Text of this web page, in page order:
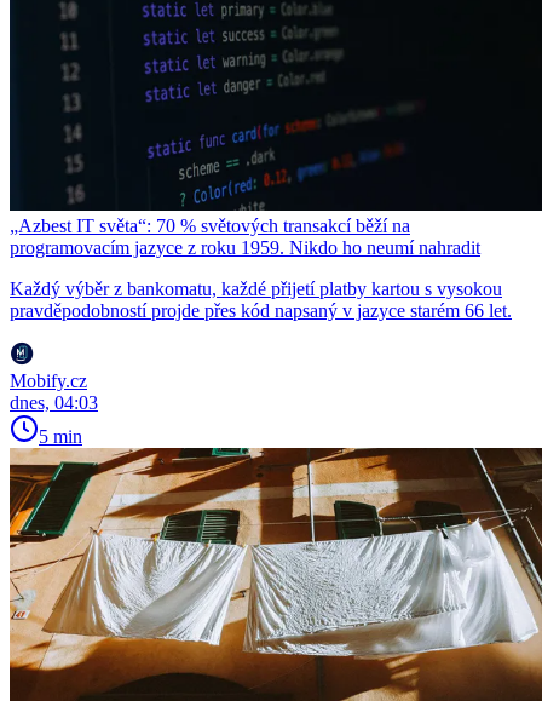
„Azbest IT světa“: 70 % světových transakcí běží na
programovacím jazyce z roku 1959. Nikdo ho neumí nahradit
Každý výběr z bankomatu, každé přijetí platby kartou s vysokou
pravděpodobností projde přes kód napsaný v jazyce starém 66 let.
Mobify.cz
dnes, 04:03
5 min